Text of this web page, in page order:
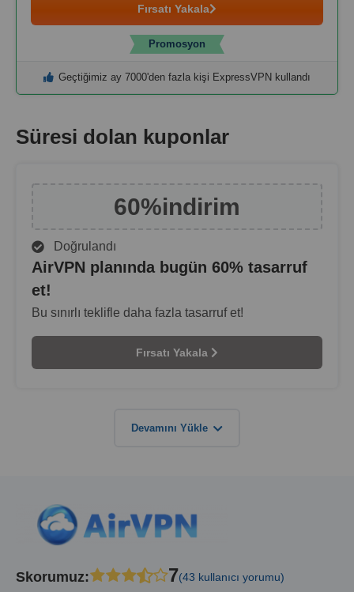
Fırsatı Yakala
Promosyon
Geçtiğimiz ay 7000'den fazla kişi ExpressVPN kullandı
Süresi dolan kuponlar
60%i̇ndirim
Doğrulandı
AirVPN planında bugün 60% tasarruf
et!
Bu sınırlı teklifle daha fazla tasarruf et!
Fırsatı Yakala
Devamını Yükle
Skorumuz: 7(43 kullanıcı yorumu)